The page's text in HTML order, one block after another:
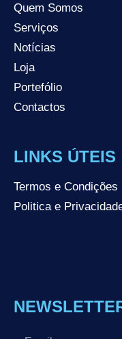
Quem Somos
Serviços
Notícias
Loja
Portefólio
Contactos
LINKS ÚTEIS
Termos e Condições
Politica e